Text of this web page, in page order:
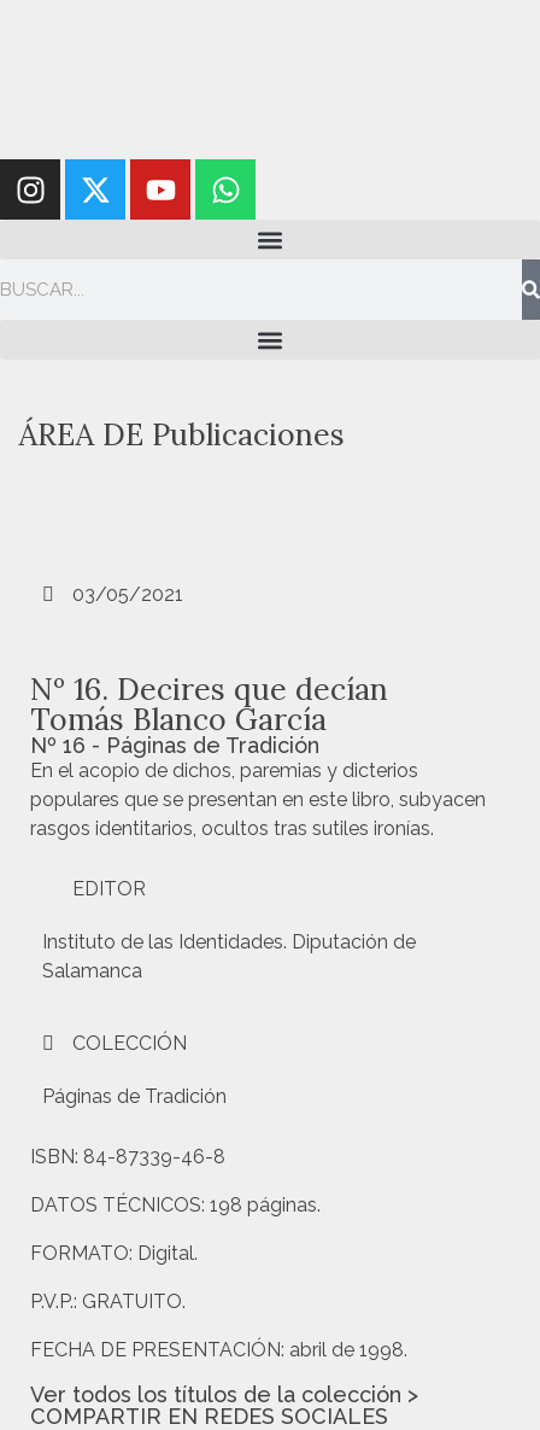
ÁREA DE Publicaciones
03/05/2021
Nº 16. Decires que decían
Tomás Blanco García
Nº 16 - Páginas de Tradición
En el acopio de dichos, paremias y dicterios
populares que se presentan en este libro, subyacen
rasgos identitarios, ocultos tras sutiles ironías.
EDITOR
Instituto de las Identidades. Diputación de
Salamanca
COLECCIÓN
Páginas de Tradición
ISBN: 84-87339-46-8
DATOS TÉCNICOS: 198 páginas.
FORMATO: Digital.
P.V.P.: GRATUITO.
FECHA DE PRESENTACIÓN: abril de 1998.
Ver todos los títulos de la colección >
COMPARTIR EN REDES SOCIALES